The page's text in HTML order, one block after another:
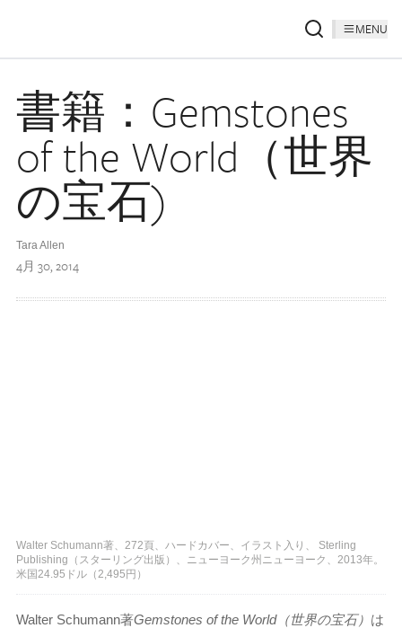
MENU
書籍：Gemstones
of the World（世界
の宝石)
Tara Allen
4月 30, 2014
Walter Schumann著、272頁、ハードカバー、イラスト入り、 Sterling
Publishing（スターリング出版）、ニューヨーク州ニューヨーク、2013年。
米国24.95ドル（2,495円）
Walter Schumann著Gemstones of the World（世界の宝石） は